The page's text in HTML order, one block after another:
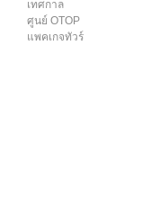
เทศกาล
ศูนย์ OTOP
แพคเกจทัวร์